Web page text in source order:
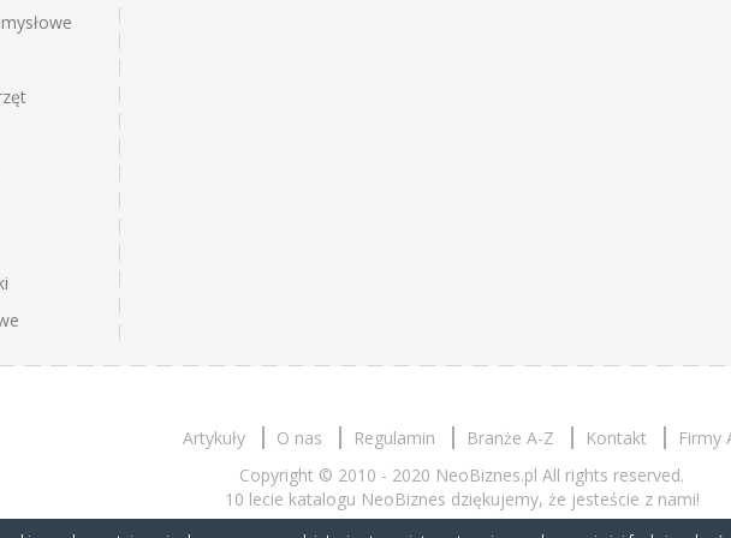
Artykuły O nas Regulamin Branże A-Z Kontakt
Firmy
Copyright © 2010 - 2020 NeoBiznes.pl All rights reserved.
10 lecie katalogu NeoBiznes dziękujemy, że jesteście z nami!